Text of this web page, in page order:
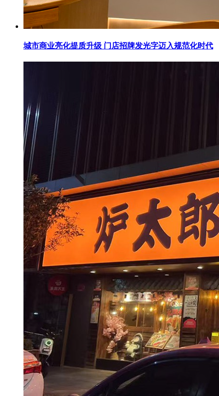
城市商业亮化提质升级 门店招牌发光字迈入规范化时代